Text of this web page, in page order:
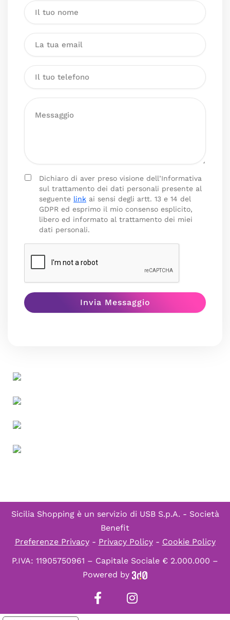
Dichiaro di aver preso visione dell’Informativa
sul trattamento dei dati personali presente al
seguente link ai sensi degli artt. 13 e 14 del
GDPR ed esprimo il mio consenso esplicito,
libero ed informato al trattamento dei miei
dati personali.
Sicilia Shopping è un servizio di USB S.p.A. - Società
Benefit
Preferenze Privacy- Privacy Policy- Cookie Policy
P.IVA: 11905750961 – Capitale Sociale € 2.000.000 –
Powered by